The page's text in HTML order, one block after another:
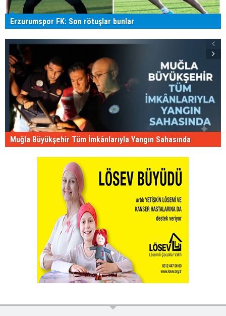
Erzurumspor FK: Son rötuşlar bunlar
Muğla Büyükşehir Tüm İmkânlarıyla Yangın Sahasında